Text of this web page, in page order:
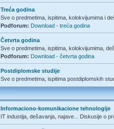
Treća godina
Sve o predmetima, ispitima, kolokvijumima i
Podforum: Download - treća godina
Četvrta godina
Sve o predmetima, ispitima, kolokvijumima,
Podforum: Download - četvrta godina
Postdiplomske studije
Sve o predmetima, ispitima postdiplomskih
Informaciono-komunikacione tehnologije
IT industija, dešavanja, najave... Diskusije o